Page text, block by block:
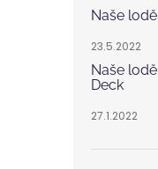
Naše
23.5.2022
Naše
Deck
27.1.2022